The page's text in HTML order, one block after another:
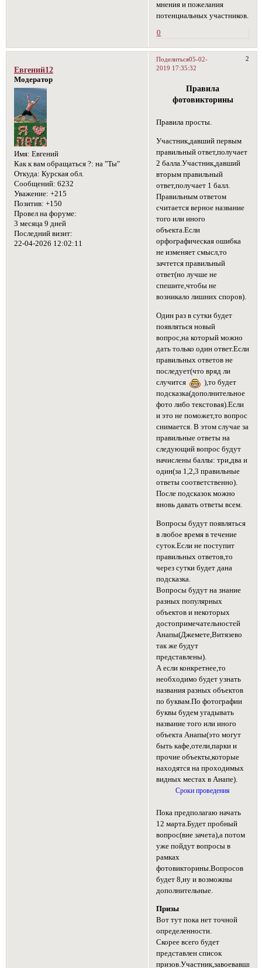
мнения и пожелания
потенциальных участников.
0
Поделиться 2
05-02-
2019 17:35:32
Евгений12
Модератор
Имя: Евгений
Как к вам обращаться ?: на "Ты"
Откуда: Курская обл.
Сообщений: 6232
Уважение: +215
Позитив: +150
Провел на форуме:
3 месяца 9 дней
Последний визит:
22-04-2026 12:02:11
Правила
фотовикторины
Правила просты.
Участник,давший первым
правильный ответ,получает
2 балла.Участник,давший
вторым правильный
ответ,получает 1 балл.
Правильным ответом
считается верное название
того или иного
объекта.Если
орфографическая ошибка
не изменяет смысл,то
зачтется правильный
ответ(но лучше не
спешите,чтобы не
возникало лишних споров).
Один раз в сутки будет
появляться новый
вопрос,на который можно
дать только один ответ.Если
правильных ответов не
последует(что вряд ли
случится
),то будет
подсказка(дополнительное
фото либо текстовая).Если
и это не поможет,то вопрос
снимается. В этом случае за
правильные ответы на
следующий вопрос будут
начислены баллы: три,два и
один(за 1,2,3 правильные
ответы соответственно).
После подсказок можно
вновь давать ответы всем.
Вопросы будут появляться
в любое время в течение
суток.Если не поступит
правильных ответов,то
через сутки будет дана
подсказка.
Вопросы будут на знание
разных популярных
объектов и некоторых
достопримечательностей
Анапы(Джемете,Витязево
так же будут
представлены).
А если конкретнее,то
необходимо будет узнать
названия разных объектов
по буквам.По фотографии
буквы будем угадывать
название того или иного
объекта Анапы(это могут
быть кафе,отели,парки и
прочие объекты,которые
находятся на проходимых
видных местах в Анапе).
Сроки проведения
Пока предполагаю начать
12 марта.Будет пробный
вопрос(вне зачета),а потом
уже пойдут вопросы в
рамках
фотовикторины.Вопросов
будет 8,ну и возможны
дополнительные.
Призы
Вот тут пока нет точной
определенности.
Скорее всего будет
представлен список
призов.Участник,завоевавший